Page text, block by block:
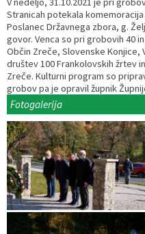
Stranicah potekala
Poslanec Državnega zbora, g.
govor. Venca so pri grobovih 40
Občin Zreče, Slovenske Konjice,
društev 100 Frankolovskih žrtev
Zreče. Kulturni program so
grobov pa je opravil župnik
Fotogalerija
Razvojni programi
Kronologija občine
Fotogalerija
Vizitka
Predstavniki občine v svetih
Prijave in pobude
Splošni akti občine
Informacije javnega značaja
Lokalne volitve
Varuhov kotiček
Delovni čas zdravnikov
Društva
Lokacije defibrilatorjev
Ceniki